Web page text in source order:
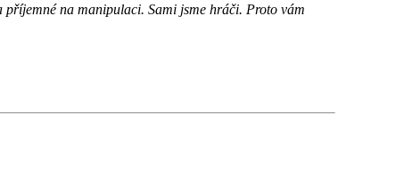
příjemné na manipulaci. Sami jsme hráči. Proto vám